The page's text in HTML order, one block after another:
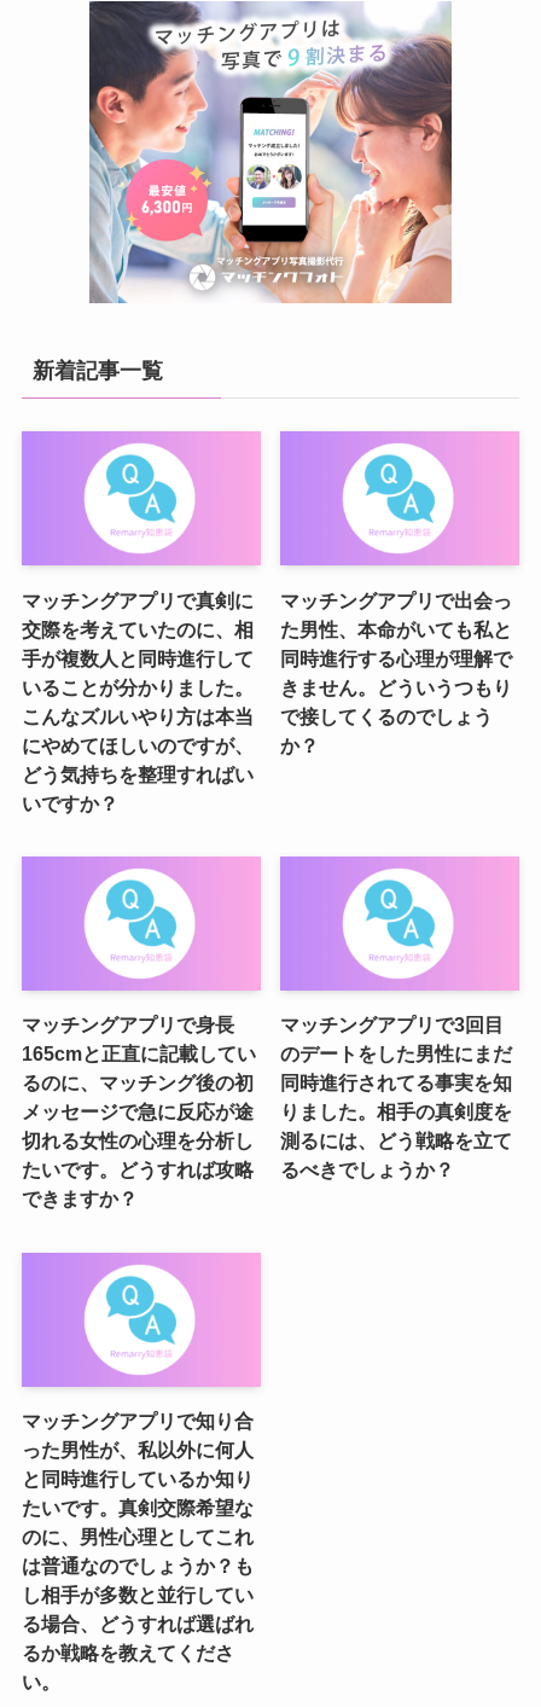
新着記事一覧
マッチングアプリで真剣に
交際を考えていたのに、相
手が複数人と同時進行して
いることが分かりました。
こんなズルいやり方は本当
にやめてほしいのですが、
どう気持ちを整理すればい
いですか？
マッチングアプリで出会っ
た男性、本命がいても私と
同時進行する心理が理解で
きません。どういうつもり
で接してくるのでしょう
か？
マッチングアプリで身長
165cmと正直に記載してい
るのに、マッチング後の初
メッセージで急に反応が途
切れる女性の心理を分析し
たいです。どうすれば攻略
できますか？
マッチングアプリで3回目
のデートをした男性にまだ
同時進行されてる事実を知
りました。相手の真剣度を
測るには、どう戦略を立て
るべきでしょうか？
マッチングアプリで知り合
った男性が、私以外に何人
と同時進行しているか知り
たいです。真剣交際希望な
のに、男性心理としてこれ
は普通なのでしょうか？も
し相手が多数と並行してい
る場合、どうすれば選ばれ
るか戦略を教えてくださ
い。